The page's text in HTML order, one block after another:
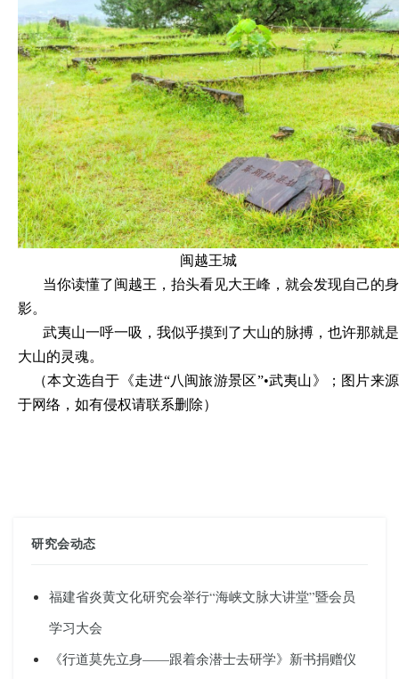
闽越王城
当你读懂了闽越王，抬头看见大王峰，就会发现自己的身
影。
武夷山一呼一吸，我似乎摸到了大山的脉搏，也许那就是
大山的灵魂。
（本文选自于《走进“八闽旅游景区”•武夷山》
；图片来源
于网络，如有侵权请联系删除）
研究会动态
福建省炎黄文化研究会举行“海峡文脉大讲堂”暨会员
学习大会
《行道莫先立身——跟着余潜士去研学》新书捐赠仪